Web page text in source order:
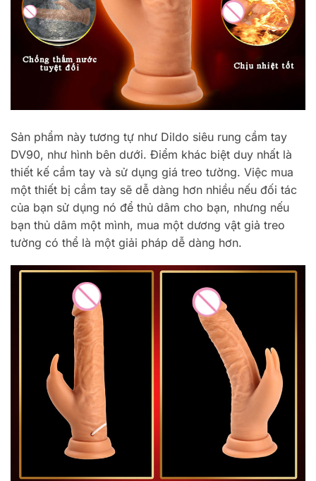
Sản phẩm này tương tự như Dildo siêu rung cầm tay
DV90, như hình bên dưới. Điểm khác biệt duy nhất là
thiết kế cầm tay và sử dụng giá treo tường. Việc mua
một thiết bị cầm tay sẽ dễ dàng hơn nhiều nếu đối tác
của bạn sử dụng nó để thủ dâm cho bạn, nhưng nếu
bạn thủ dâm một mình, mua một dương vật giả treo
tường có thể là một giải pháp dễ dàng hơn.